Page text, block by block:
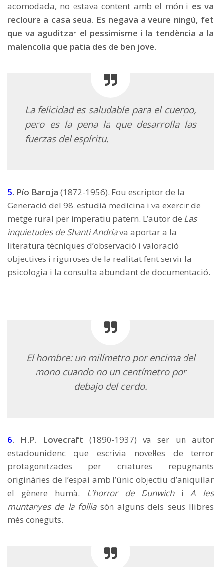
acomodada, no estava content amb el món i es va
recloure a casa seua. Es negava a veure ningú, fet
que va aguditzar el pessimisme i la tendència a la
malencolia que patia des de ben jove.
La felicidad es saludable para el cuerpo,
pero es la pena la que desarrolla las
fuerzas del espíritu.
5. Pío Baroja (1872-1956). Fou escriptor de la
Generació del 98, estudià medicina i va exercir de
metge rural per imperatiu patern. L’autor de Las
inquietudes de Shanti Andríava aportar a la
literatura tècniques d’observació i valoració
objectives i riguroses de la realitat fent servir la
psicologia i la consulta abundant de documentació.
El hombre: un milímetro por encima del
mono cuando no un centímetro por
debajo del cerdo.
6. H.P. Lovecraft (1890-1937) va ser un autor
estadounidenc que escrivia novel·les de terror
protagonitzades per criatures repugnants
originàries de l’espai amb l’únic objectiu d’aniquilar
el gènere humà. L’horror de DunwichiA les
muntanyes de la follia són alguns dels seus llibres
més coneguts.